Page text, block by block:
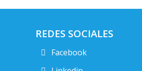
REDES SOCIALES
Facebook